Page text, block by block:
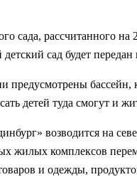
сада, рассчитанного
сад будет
предусмотрены бассейн,
детей туда смогут и
возводится на
жилых комплексов
и одежды,